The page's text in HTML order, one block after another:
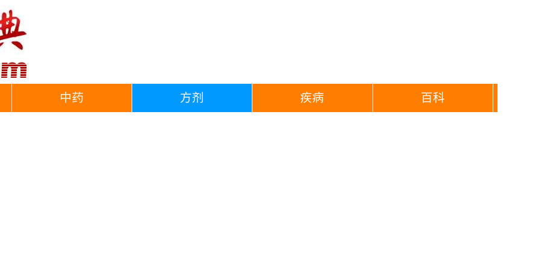
中药 方剂 疾病 百科